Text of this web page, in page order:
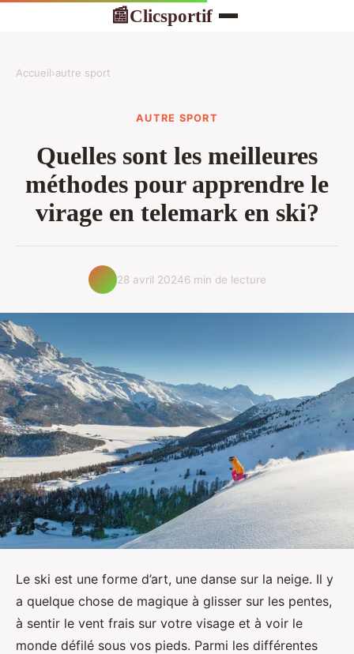
📰Clicsportif
Accueil›autre sport
AUTRE SPORT
Quelles sont les meilleures
méthodes pour apprendre le
virage en telemark en ski?
28 avril 20246 min de lecture
Le ski est une forme d’art, une danse sur la neige. Il y
a quelque chose de magique à glisser sur les pentes,
à sentir le vent frais sur votre visage et à voir le
monde défilé sous vos pieds. Parmi les différentes